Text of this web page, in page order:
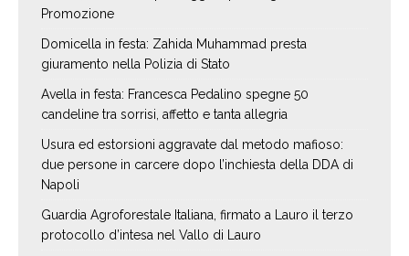
Promozione
Domicella in festa: Zahida Muhammad presta
giuramento nella Polizia di Stato
Avella in festa: Francesca Pedalino spegne 50
candeline tra sorrisi, affetto e tanta allegria
Usura ed estorsioni aggravate dal metodo mafioso:
due persone in carcere dopo l’inchiesta della DDA di
Napoli
Guardia Agroforestale Italiana, firmato a Lauro il terzo
protocollo d’intesa nel Vallo di Lauro